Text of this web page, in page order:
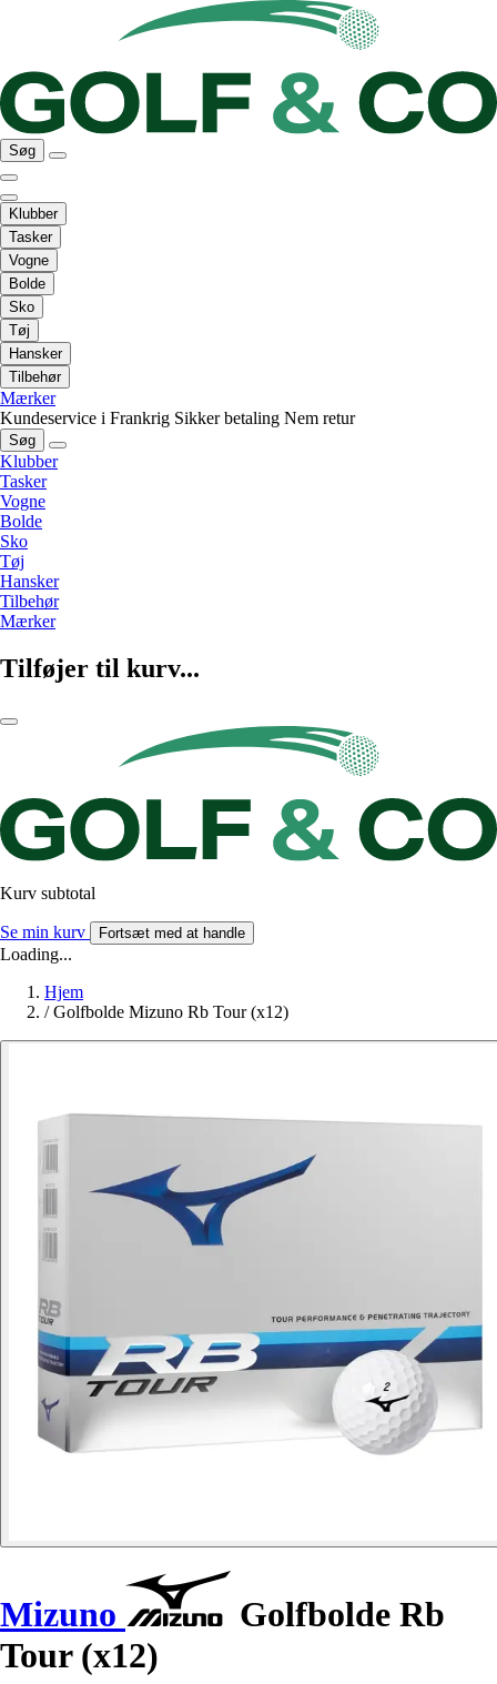
Søg
Klubber
Tasker
Vogne
Bolde
Sko
Tøj
Hansker
Tilbehør
Mærker
Kundeservice i Frankrig Sikker betaling Nem retur
Søg
Klubber
Tasker
Vogne
Bolde
Sko
Tøj
Hansker
Tilbehør
Mærker
Tilføjer til kurv...
Kurv subtotal
Se min kurv Fortsæt med at handle
Loading...
Hjem
/ Golfbolde Mizuno Rb Tour (x12)
Mizuno
Golfbolde Rb
Tour (x12)